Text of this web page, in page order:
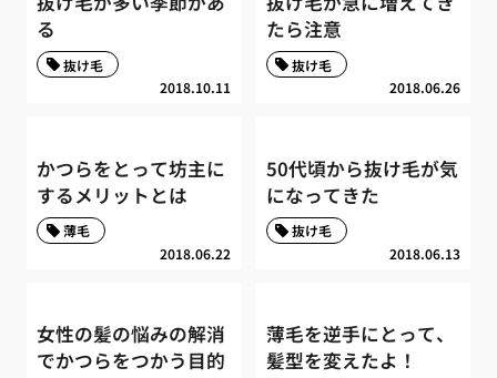
る
2018.10.11
抜け毛
たら注意
2018.06.26
抜け毛
かつらをとって坊主に
するメリットとは
2018.06.22
薄毛
50代頃から抜け毛が気
になってきた
2018.06.13
抜け毛
女性の髪の悩みの解消
でかつらをつかう目的
薄毛を逆手にとって、
髪型を変えたよ！